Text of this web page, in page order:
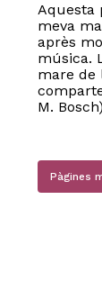
Aquesta
meva
après
música.
mare de
M. Bosch)
Pàgines